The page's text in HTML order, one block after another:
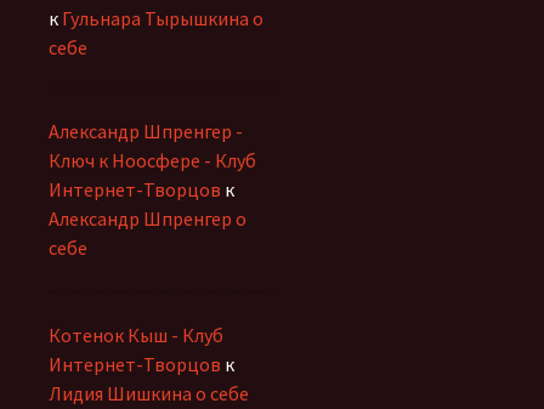
к Гульнара Тырышкина о
себе
Александр Шпренгер -
Ключ к Ноосфере - Клуб
Интернет-Творцов к
Александр Шпренгер о
себе
Котенок Кыш - Клуб
Интернет-Творцов к
Лидия Шишкина о себе